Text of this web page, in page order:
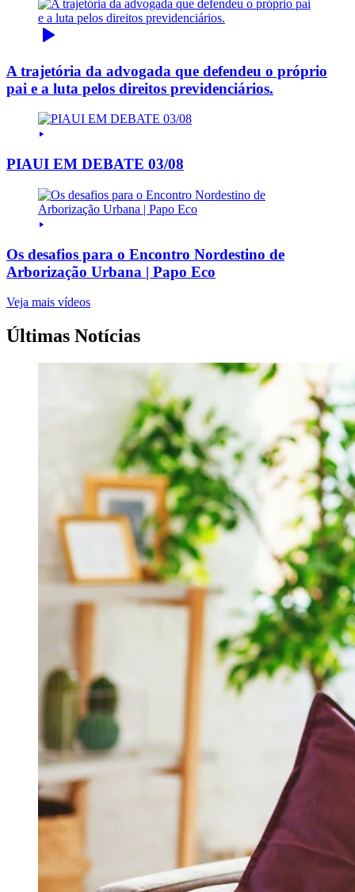
A trajetória da advogada que defendeu o próprio
pai e a luta pelos direitos previdenciários.
PIAUI EM DEBATE 03/08
Os desafios para o Encontro Nordestino de
Arborização Urbana | Papo Eco
Veja mais vídeos
Últimas Notícias